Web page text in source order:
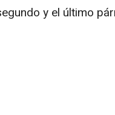
y el último